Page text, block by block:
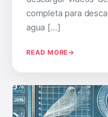
completa para
agua […]
READ MORE